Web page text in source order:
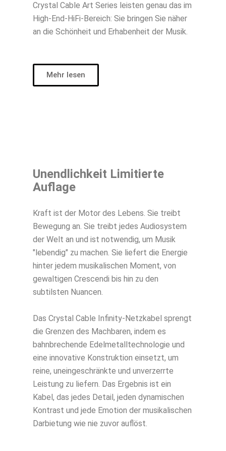
Crystal Cable Art Series leisten genau das im
High-End-HiFi-Bereich: Sie bringen Sie näher
an die Schönheit und Erhabenheit der Musik.
Mehr lesen
Unendlichkeit Limitierte
Auflage
Kraft ist der Motor des Lebens. Sie treibt
Bewegung an. Sie treibt jedes Audiosystem
der Welt an und ist notwendig, um Musik
"lebendig" zu machen. Sie liefert die Energie
hinter jedem musikalischen Moment, von
gewaltigen Crescendi bis hin zu den
subtilsten Nuancen.
Das Crystal Cable Infinity-Netzkabel sprengt
die Grenzen des Machbaren, indem es
bahnbrechende Edelmetalltechnologie und
eine innovative Konstruktion einsetzt, um
reine, uneingeschränkte und unverzerrte
Leistung zu liefern. Das Ergebnis ist ein
Kabel, das jedes Detail, jeden dynamischen
Kontrast und jede Emotion der musikalischen
Darbietung wie nie zuvor auflöst.